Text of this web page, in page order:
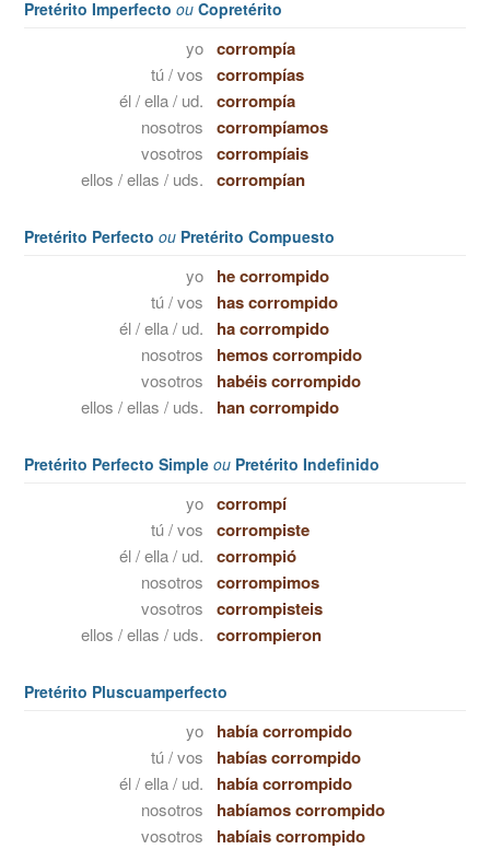
Pretérito Imperfecto ou Copretérito
yo corrompía
tú / vos corrompías
él / ella / ud. corrompía
nosotros corrompíamos
vosotros corrompíais
ellos / ellas / uds. corrompían
Pretérito Perfecto ou Pretérito Compuesto
yo he corrompido
tú / vos has corrompido
él / ella / ud. ha corrompido
nosotros hemos corrompido
vosotros habéis corrompido
ellos / ellas / uds. han corrompido
Pretérito Perfecto Simple ou Pretérito Indefinido
yo corrompí
tú / vos corrompiste
él / ella / ud. corrompió
nosotros corrompimos
vosotros corrompisteis
ellos / ellas / uds. corrompieron
Pretérito Pluscuamperfecto
yo había corrompido
tú / vos habías corrompido
él / ella / ud. había corrompido
nosotros habíamos corrompido
vosotros habíais corrompido